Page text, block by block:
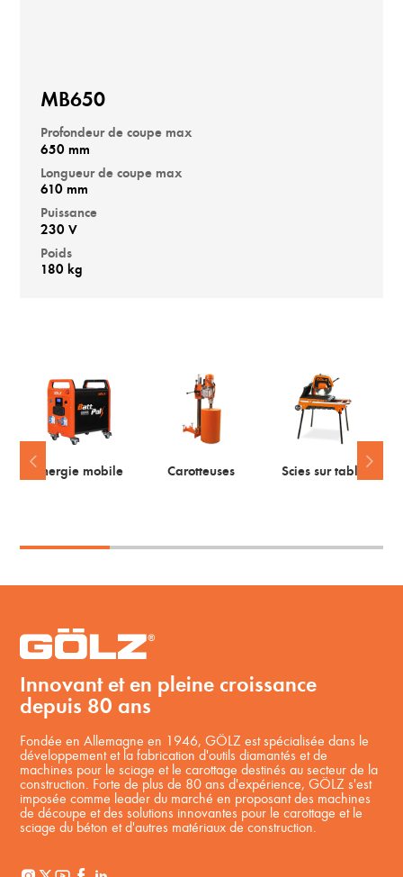
MB650
Profondeur de coupe max
650 mm
Longueur de coupe max
610 mm
Puissance
230 V
Poids
180 kg
Energie mobile Carotteuses Scies sur table
Innovant et en pleine croissance
depuis 80 ans
Fondée en Allemagne en 1946, GÖLZ est spécialisée dans le
développement et la fabrication d'outils diamantés et de
machines pour le sciage et le carottage destinés au secteur de la
construction. Forte de plus de 80 ans d'expérience, GÖLZ s'est
imposée comme leader du marché en proposant des machines
de découpe et des solutions innovantes pour le carottage et le
sciage du béton et d'autres matériaux de construction.